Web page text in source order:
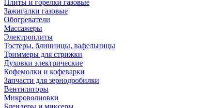
Плиты и горелки газовые
Зажигалки газовые
Обогреватели
Массажеры
Электроплиты
Тостеры, блинницы, вафельницы
Триммеры для стрижки
Духовки электрические
Кофемолки и кофеварки
Запчасти для зернодробилки
Вентиляторы
Микроволновки
Блендеры и миксеры